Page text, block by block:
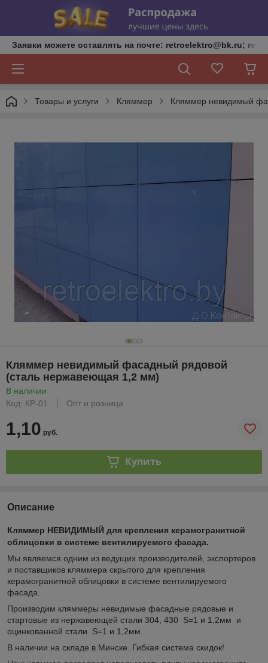
Заявки можете оставлять на почте: retroelektro@bk.ru;
Товары и услуги Кляммер Кляммер невидимый
Кляммер невидимый фасадный рядовой
(сталь нержавеющая 1,2 мм)
В наличии
Код: КР-01
Опт и розница
1,10 руб.
Купить
Описание
Кляммер НЕВИДИМЫЙ для крепления керамогранитной
облицовки в системе вентилируемого фасада.
Мы являемся одним из ведущих производителей, экспортеров
и поставщиков кляммера скрытого для крепления
керамогранитной облицовки в системе вентилируемого
фасада.
Производим кляммеры невидимые фасадные рядовые и
стартовые из нержавеющей стали 304, 430 S=1 и 1,2мм и
оцинкованной стали S=1 и 1,2мм.
В наличии на складе в Минске. Гибкая система скидок!